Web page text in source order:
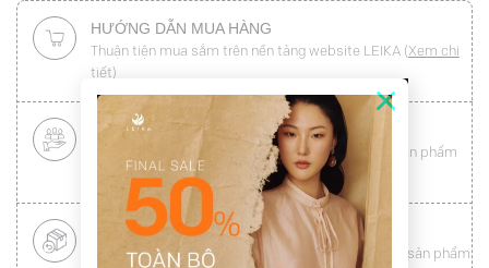
×
HƯỚNG DẪN MUA HÀNG
Thuận tiện mua sắm trên nền tảng website LEIKA (Xem chi
tiết)
CHÍNH SÁCH KHÁCH HÀNG THÂN THIẾT
hài lòng toàn vẹn từ sản phẩm
đến dịch vụ ( Xem chi tiết
ĐỔI HÀNG NHANH CHÓNG
Được đổi trả hàng nhanh chóng lên tới15 ngày
cho sản phẩm